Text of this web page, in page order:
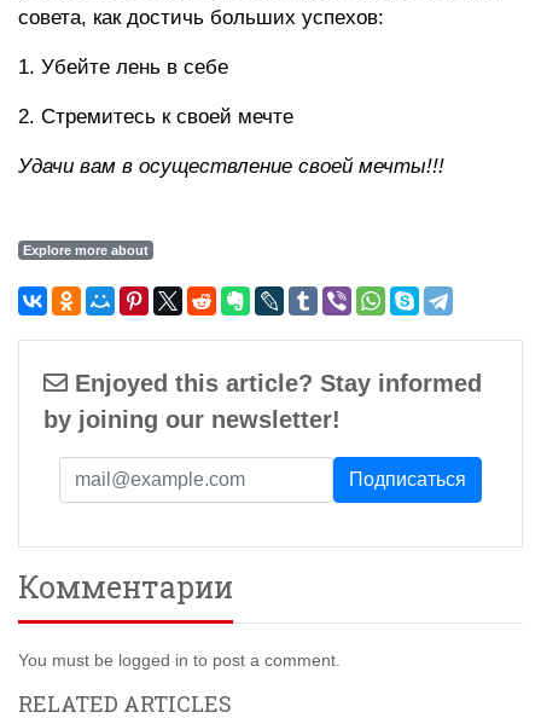
совета, как достичь больших успехов:
1. Убейте лень в себе
2. Стремитесь к своей мечте
Удачи вам в осуществление своей мечты!!!
Explore more about
Enjoyed this article? Stay informed
by joining our newsletter!
Комментарии
You must be logged in to post a comment.
RELATED ARTICLES